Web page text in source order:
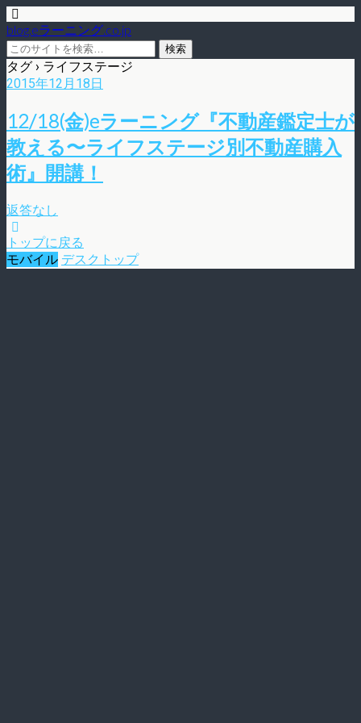
blog.eラーニング.co.jp
タグ › ライフステージ
2015年12月18日
12/18(金)eラーニング『不動産鑑定士が
教える〜ライフステージ別不動産購入
術』開講！
返答なし
トップに戻る
モバイル デスクトップ